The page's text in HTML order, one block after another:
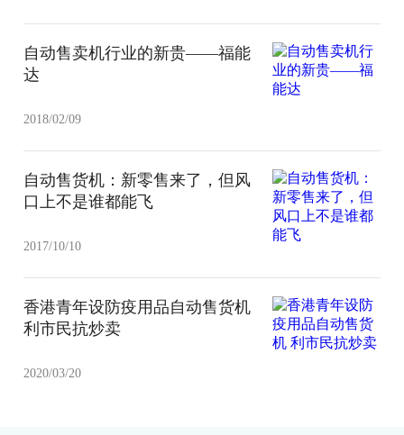
自动售卖机行业的新贵——福能
达
2018/02/09
自动售货机：新零售来了，但风
口上不是谁都能飞
2017/10/10
香港青年设防疫用品自动售货机
利市民抗炒卖
2020/03/20